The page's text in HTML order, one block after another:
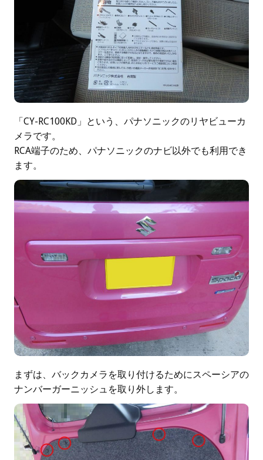
「CY-RC100KD」という、パナソニックのリヤビューカ
メラです。
RCA端子のため、パナソニックのナビ以外でも利用でき
ます。
まずは、バックカメラを取り付けるためにスペーシアの
ナンバーガーニッシュを取り外します。